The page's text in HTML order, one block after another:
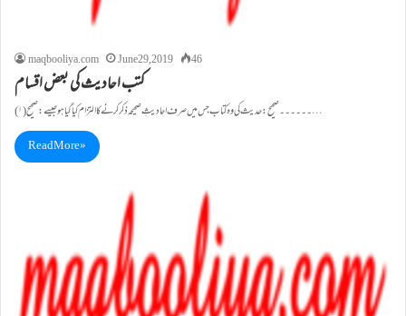
maqbooliya.com June 29, 2019 46
کتب احادیث کی بعض اقسام
(۱)۔۔۔۔۔۔صحیح: حدیث کی وہ کتاب جس میں صرف احادیثِ صحیحہ ذکر کرنے کا التزام کیا گیا ہوجیسے: صحیح…
Read More »